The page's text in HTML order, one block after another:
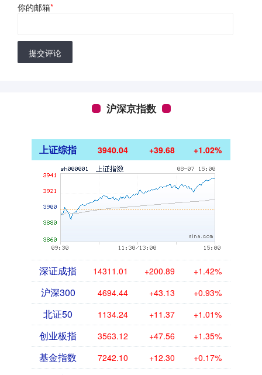
你的邮箱*
提交评论
沪深京指数
上证综指 3940.04 +39.68 +1.02%
深证成指 14311.01 +200.89 +1.42%
沪深300 4694.44 +43.13 +0.93%
北证50 1134.24 +11.37 +1.01%
创业板指 3563.12 +47.56 +1.35%
基金指数 7242.10 +12.30 +0.17%